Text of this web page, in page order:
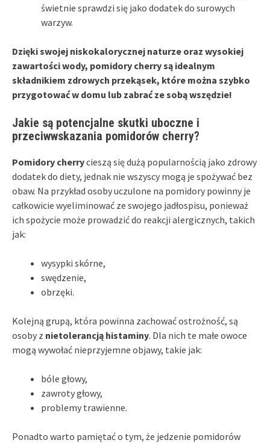
świetnie sprawdzi się jako dodatek do surowych
warzyw.
Dzięki swojej niskokalorycznej naturze oraz wysokiej
zawartości wody, pomidory cherry są idealnym
składnikiem zdrowych przekąsek, które można szybko
przygotować w domu lub zabrać ze sobą wszędzie!
Jakie są potencjalne skutki uboczne i
przeciwwskazania pomidorów cherry?
Pomidory cherrycieszą się dużą popularnością jako zdrowy
dodatek do diety, jednak nie wszyscy mogą je spożywać bez
obaw. Na przykład osoby uczulone na pomidory powinny je
całkowicie wyeliminować ze swojego jadłospisu, ponieważ
ich spożycie może prowadzić do reakcji alergicznych, takich
jak:
wysypki skórne,
swędzenie,
obrzęki.
Kolejną grupą, która powinna zachować ostrożność, są
osoby z nietolerancją histaminy. Dla nich te małe owoce
mogą wywołać nieprzyjemne objawy, takie jak:
bóle głowy,
zawroty głowy,
problemy trawienne.
Ponadto warto pamiętać o tym, że jedzenie pomidorów